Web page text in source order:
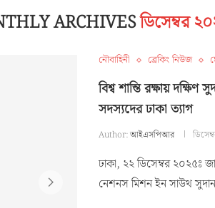
ARCHIVESডিসেম্বর
নৌবাহিনী ব্রেকিং নিউজ
বিশ্ব শান্তি রক্ষায় দক্ষিণ
সদস্যদের ঢাকা ত্যাগ
Author:আইএসপিআর
ঢাকা, ২২ ডিসেম্বর ২০২৫ঃ
নেশনস মিশন ইন সাউথ